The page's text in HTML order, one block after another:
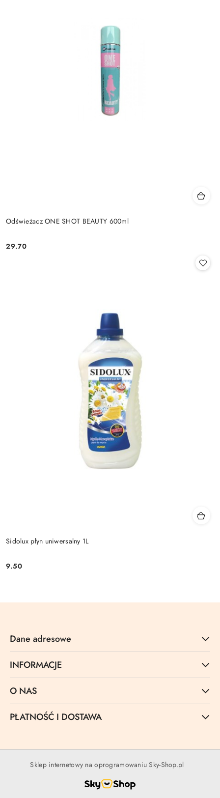
Odświeżacz ONE SHOT BEAUTY 600ml
Cena:
29.70
Sidolux płyn uniwersalny 1L
Cena:
9.50
Dane adresowe
INFORMACJE
O NAS
PŁATNOŚĆ I DOSTAWA
Sklep internetowy na oprogramowaniu Sky-Shop.pl